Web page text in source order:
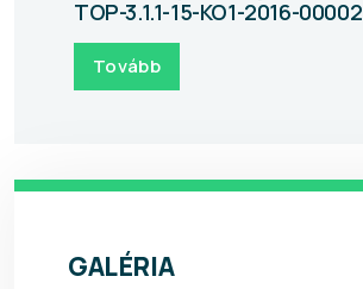
TOP-3.1.1-15-KO1-2016-00002
Tovább
GALÉRIA